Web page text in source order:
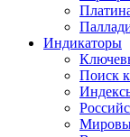
Индикаторы
Поиск